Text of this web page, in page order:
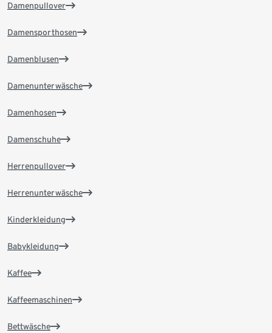
Damenpullover
Damensporthosen
Damenblusen
Damenunterwäsche
Damenhosen
Damenschuhe
Herrenpullover
Herrenunterwäsche
Kinderkleidung
Babykleidung
Kaffee
Kaffeemaschinen
Bettwäsche